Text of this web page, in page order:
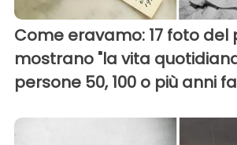
Come eravamo: 17 foto
mostrano "la vita
persone 50, 100 o più anni